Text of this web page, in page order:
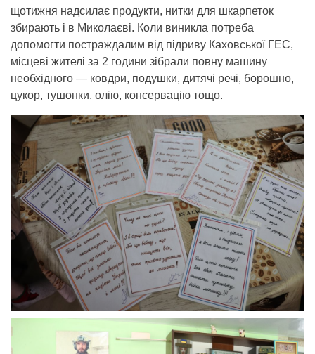
щотижня надсилає продукти, нитки для шкарпеток
збирають і в Миколаєві. Коли виникла потреба
допомогти постраждалим від підриву Каховської ГЕС,
місцеві жителі за 2 години зібрали повну машину
необхідного — ковдри, подушки, дитячі речі, борошно,
цукор, тушонки, олію, консервацію тощо.